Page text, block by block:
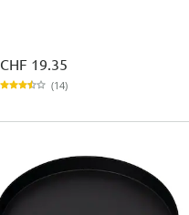
CHF 19.35
(14)